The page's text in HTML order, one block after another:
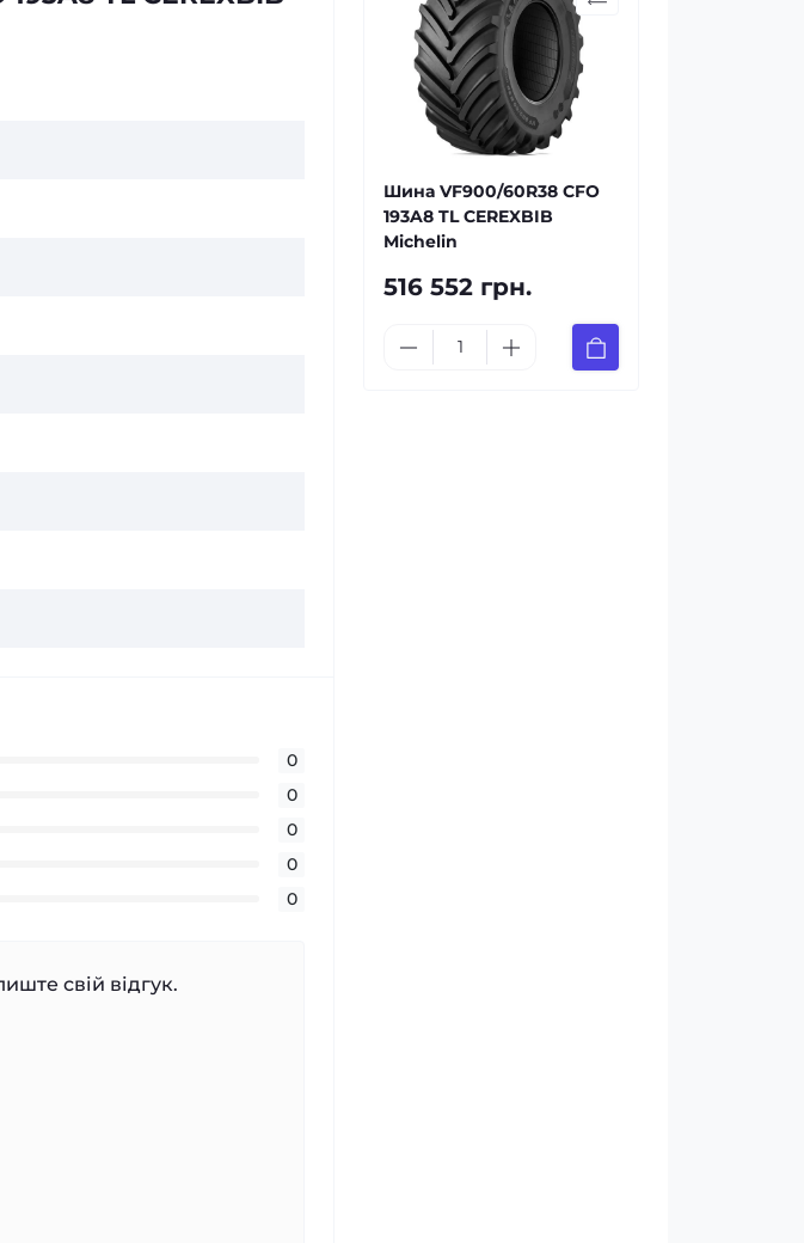
0
0
0
0
0
свій відгук.
Шина VF900/60R38 CFO
193A8 TL CEREXBIB
Michelin
516 552 грн.